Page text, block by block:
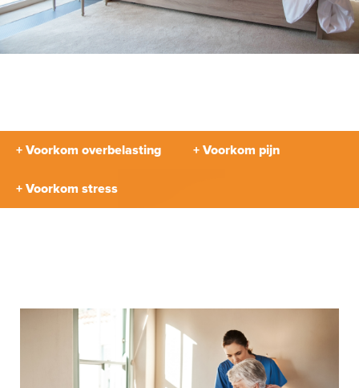
+ Voorkom overbelasting + Voorkom pijn
+ Voorkom stress